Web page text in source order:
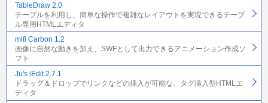
TableDraw 2.0
テーブルを利用し、簡単な操作で複雑なレイアウトを実現できるテーブ
ル専用HTMLエディタ
mifi Carbon 1.2
画像に自然な動きを加え、SWFとして出力できるアニメーション作成ソ
フト
Ju's iEdit 2.7.1
ドラッグ＆ドロップでリンクなどの挿入が可能な、タグ挿入型HTMLエ
ディタ